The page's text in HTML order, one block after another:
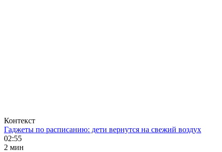
Контекст
Гаджеты по расписанию: дети вернутся на свежий воздух
02:55
2 мин